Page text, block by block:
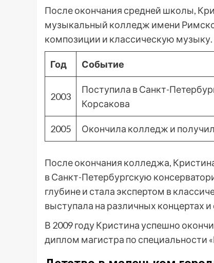
После окончания средней школы,
музыкальный колледж имени
композиции и классическую музыку.
Год Событие
2003
Поступила в Санкт-
Корсакова
2005 Окончила колледж и
После окончания колледжа,
в Санкт-Петербургскую
глубине и стала экспертом в
выступала на различных концертах
В 2009 году Кристина успешно
диплом магистра по специальности